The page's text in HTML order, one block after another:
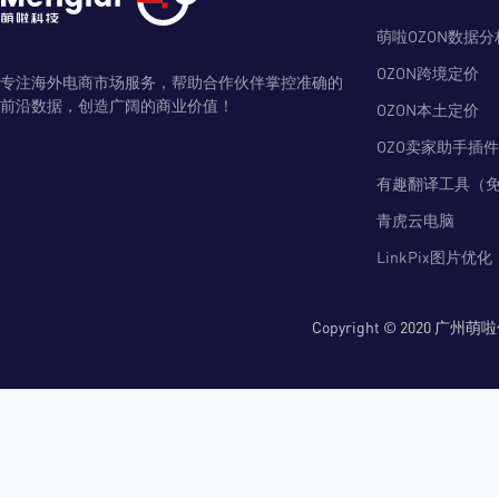
专注海外电商市场服务，帮助合作伙伴掌控准确的
前沿数据，创造广阔的商业价值！
萌啦OZON数据分
OZON跨境定价
OZON本土定价
OZO卖家助手插件
有趣翻译工具（
青虎云电脑
LinkPix图片优化
Copyright © 2020 广州萌